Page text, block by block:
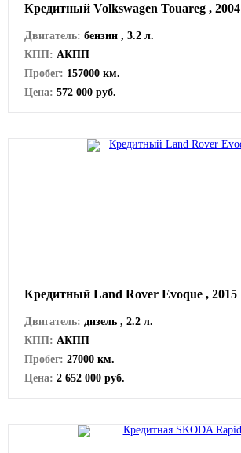
Кредитный Volkswagen Touareg , 2004
Двигатель: бензин , 3.2 л.
КПП: АКПП
Пробег: 157000 км.
Цена: 572 000 руб.
Кредитный Land Rover Evoque , 2015
Двигатель: дизель , 2.2 л.
КПП: АКПП
Пробег: 27000 км.
Цена: 2 652 000 руб.